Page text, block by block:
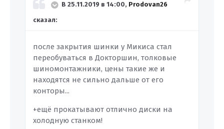
В 25.11.2019 в 14:00, Prodovan26
сказал:
после закрытия шинки у Микиса стал
переобуваться в Докторшин, толковые
шиномонтажники, цены такие же и
находятся не сильно дальше от его
конторы...
+ещё прокатывают отлично диски на
холодную станком!